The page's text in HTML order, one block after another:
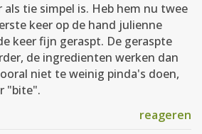
als tie simpel is. Heb hem nu twee
keer op de hand julienne
keer fijn geraspt. De geraspte
de ingredienten werken dan
niet te weinig pinda's doen,
"bite".
reageren